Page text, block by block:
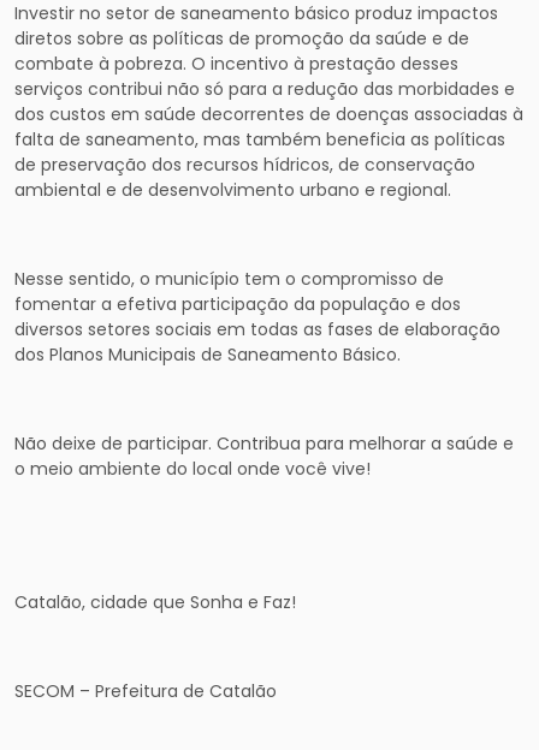
Investir no setor de saneamento básico produz impactos
diretos sobre as políticas de promoção da saúde e de
combate à pobreza. O incentivo à prestação desses
serviços contribui não só para a redução das morbidades e
dos custos em saúde decorrentes de doenças associadas à
falta de saneamento, mas também beneficia as políticas
de preservação dos recursos hídricos, de conservação
ambiental e de desenvolvimento urbano e regional.
Nesse sentido, o município tem o compromisso de
fomentar a efetiva participação da população e dos
diversos setores sociais em todas as fases de elaboração
dos Planos Municipais de Saneamento Básico.
Não deixe de participar. Contribua para melhorar a saúde e
o meio ambiente do local onde você vive!
Catalão, cidade que Sonha e Faz!
SECOM – Prefeitura de Catalão